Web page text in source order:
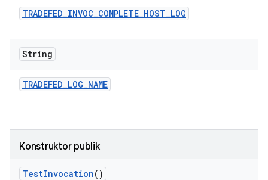
TRADEFED_INVOC_COMPLETE_HOST_LOG
String
TRADEFED_LOG_NAME
Konstruktor publik
TestInvocation()